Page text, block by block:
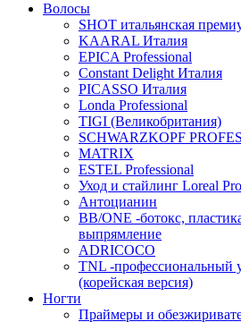
Волосы
SHOT итальянская
KAARAL Италия
EPICA Professional
Constant Delight Италия
PICASSO Италия
Londa Professional
TIGI (Великобритания)
SCHWARZKOPF
MATRIX
ESTEL Professional
Уход и стайлинг Loreal
Антоцианин
BB/ONE -ботокс,
выпрямление
ADRICOCO
TNL -профессиональный
(корейская версия)
Ногти
Праймеры и